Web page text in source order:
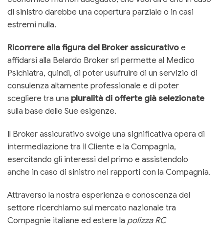
di sinistro darebbe una copertura parziale o in casi
estremi nulla.
Ricorrere alla figura del Broker assicurativoe
affidarsi alla Belardo Broker srl permette al Medico
Psichiatra, quindi, di poter usufruire di un servizio di
consulenza altamente professionale e di poter
scegliere tra una pluralità di offerte già selezionate
sulla base delle Sue esigenze.
Il Broker assicurativo svolge una significativa opera di
intermediazione tra il Cliente e la Compagnia,
esercitando gli interessi del primo e assistendolo
anche in caso di sinistro nei rapporti con la Compagnia.
Attraverso la nostra esperienza e conoscenza del
settore ricerchiamo sul mercato nazionale tra
Compagnie italiane ed estere la polizza RC